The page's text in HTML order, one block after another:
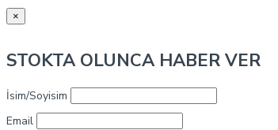
×
STOKTA OLUNCA HABER VER
İsim/Soyisim
Email